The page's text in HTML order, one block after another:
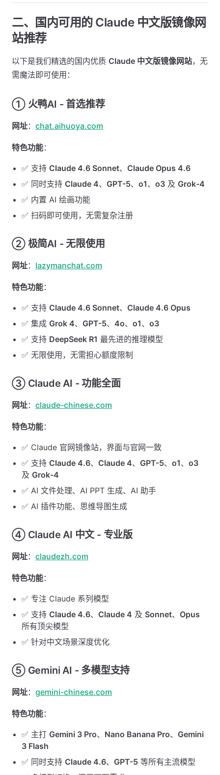
二、国内可用的 Claude 中文版镜像网
站推荐
以下是我们精选的国内优质 Claude 中文版镜像网站，无
需魔法即可使用：
① 火鸭AI - 首选推荐
网址： chat.aihuoya.com
特色功能：
✅ 支持 Claude 4.6 Sonnet、 Claude Opus 4.6
✅ 同时支持 Claude 4、 GPT-5、 o1、 o3 及 Grok-4
✅ 内置 AI 绘画功能
✅ 扫码即可使用，无需复杂注册
② 极简AI - 无限使用
网址： lazymanchat.com
特色功能：
✅ 支持 Claude 4.6 Sonnet、 Claude 4.6 Opus
✅ 集成 Grok 4、 GPT-5、 4o、 o1、 o3
✅ 支持 DeepSeek R1 最先进的推理模型
✅ 无限使用，无需担心额度限制
③ Claude AI - 功能全面
网址： claude-chinese.com
特色功能：
✅ Claude 官网镜像站，界面与官网一致
✅ 支持 Claude 4.6、 Claude 4、 GPT-5、 o1、 o3
及 Grok-4
✅ AI 文件处理、AI PPT 生成、AI 助手
✅ AI 插件功能、思维导图生成
④ Claude AI 中文 - 专业版
网址： claudezh.com
特色功能：
✅ 专注 Claude 系列模型
✅ 支持 Claude 4.6、 Claude 4 及 Sonnet、 Opus
所有顶尖模型
✅ 针对中文场景深度优化
⑤ Gemini AI - 多模型支持
网址： gemini-chinese.com
特色功能：
✅ 主打 Gemini 3 Pro、 Nano Banana Pro、 Gemini
3 Flash
✅ 同时支持 Claude 4.6、 GPT-5 等所有主流模型